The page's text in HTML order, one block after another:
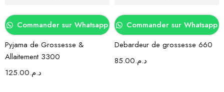
Commander sur Whatsapp
Pyjama de Grossesse &
Allaitement 3300
د.م.125.00
Commander sur Whatsapp
Debardeur de grossesse 660
د.م.85.00